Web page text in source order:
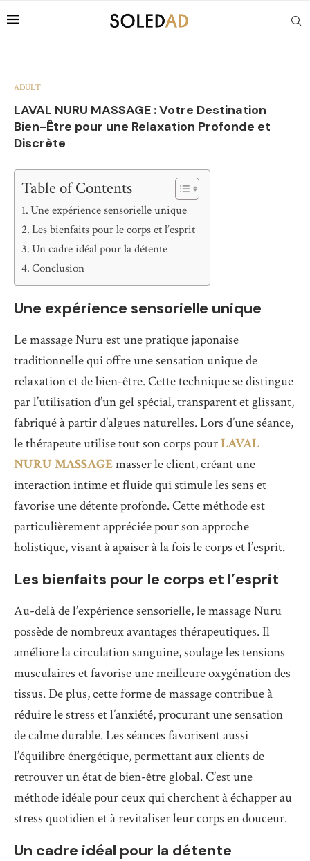
ADULT
LAVAL NURU MASSAGE : Votre Destination
Bien-Être pour une Relaxation Profonde et
Discrète
Table of Contents
Une expérience sensorielle unique
Les bienfaits pour le corps et l’esprit
Un cadre idéal pour la détente
Conclusion
Une expérience sensorielle unique
Le massage Nuru est une pratique japonaise
traditionnelle qui offre une sensation unique de
relaxation et de bien-être. Cette technique se distingue
par l’utilisation d’un gel spécial, transparent et glissant,
fabriqué à partir d’algues naturelles. Lors d’une séance,
le thérapeute utilise tout son corps pourLAVAL
NURU MASSAGEmasser le client, créant une
interaction intime et fluide qui stimule les sens et
favorise une détente profonde. Cette méthode est
particulièrement appréciée pour son approche
holistique, visant à apaiser à la fois le corps et l’esprit.
Les bienfaits pour le corps et l’esprit
Au-delà de l’expérience sensorielle, le massage Nuru
possède de nombreux avantages thérapeutiques. Il
améliore la circulation sanguine, soulage les tensions
musculaires et favorise une meilleure oxygénation des
tissus. De plus, cette forme de massage contribue à
réduire le stress et l’anxiété, procurant une sensation
de calme durable. Les séances favorisent aussi
l’équilibre énergétique, permettant aux clients de
retrouver un état de bien-être global. C’est une
méthode idéale pour ceux qui cherchent à échapper au
stress quotidien et à revitaliser leur corps en douceur.
Un cadre idéal pour la détente